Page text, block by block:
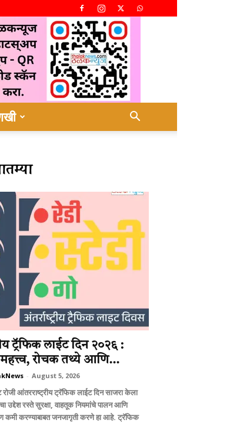
ट्रॅफिक लाईट दिन २०२६ :
रोचक तथ्ये आणि...
- August 5, 2026
रोजी आंतरराष्ट्रीय ट्रॅफिक लाईट दिन साजरा केला
उद्देश रस्ते सुरक्षा, वाहतूक नियमांचे पालन आणि
कमी करण्याबाबत जनजागृती करणे हा आहे. ट्रॅफिक